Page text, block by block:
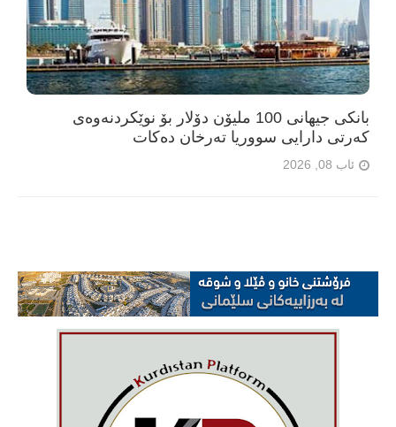
بانکی جیهانی 100 ملیۆن دۆلار بۆ نوێکردنەوەی
کەرتی دارایی سووریا تەرخان دەکات
ئاب 08, 2026